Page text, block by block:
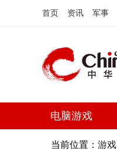
首页 资讯 军事
电脑游戏
当前位置： 游戏